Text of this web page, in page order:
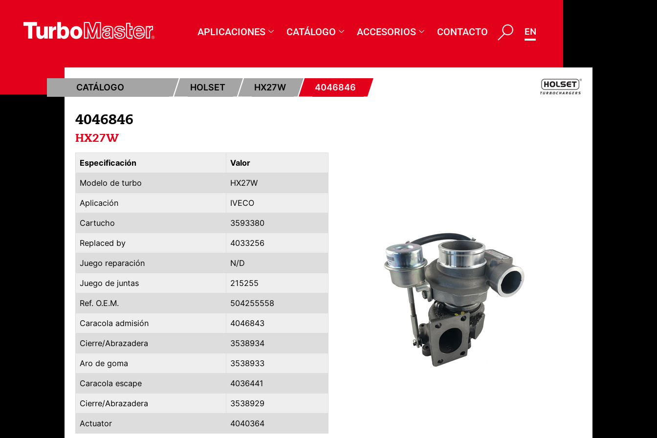
APLICACIONES CATÁLOGO ACCESORIOS CONTACTO ENG
CATÁLOGO HOLSET HX27W 4046846
4046846
HX27W
Especificación Valor
Modelo de turbo HX27W
Aplicación IVECO
Cartucho 3593380
Replaced by 4033256
Juego reparación N/D
Juego de juntas 215255
Ref. O.E.M. 504255558
Caracola admisión 4046843
Cierre/Abrazadera 3538934
Aro de goma 3538933
Caracola escape 4036441
Cierre/Abrazadera 3538929
Actuator 4040364